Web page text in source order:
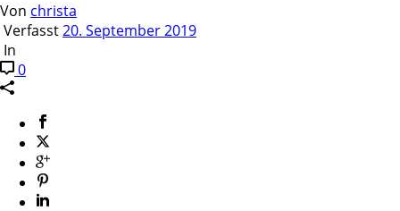
Von christa
Verfasst20. September 2019
In
0